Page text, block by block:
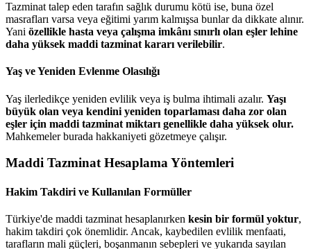
Tazminat talep eden tarafın sağlık durumu kötü ise, buna özel
masrafları varsa veya eğitimi yarım kalmışsa bunlar da dikkate alınır.
Yani özellikle hasta veya çalışma imkânı sınırlı olan eşler lehine
daha yüksek maddi tazminat kararı verilebilir.
Yaş ve Yeniden Evlenme Olasılığı
Yaş ilerledikçe yeniden evlilik veya iş bulma ihtimali azalır. Yaşı
büyük olan veya kendini yeniden toparlaması daha zor olan
eşler için maddi tazminat miktarı genellikle daha yüksek olur.
Mahkemeler burada hakkaniyeti gözetmeye çalışır.
Maddi Tazminat Hesaplama Yöntemleri
Hakim Takdiri ve Kullanılan Formüller
Türkiye'de maddi tazminat hesaplanırken kesin bir formül yoktur,
hakim takdiri çok önemlidir. Ancak, kaybedilen evlilik menfaati,
tarafların mali güçleri, boşanmanın sebepleri ve yukarıda sayılan